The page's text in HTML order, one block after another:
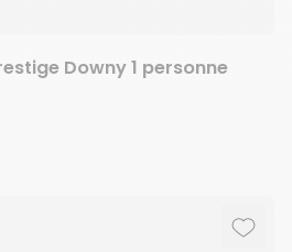
Downy 1 personne